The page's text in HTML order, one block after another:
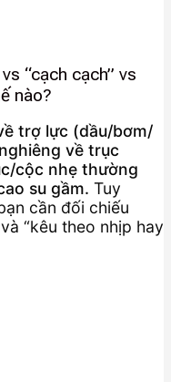
“cạch cạch” vs
nào?
trợ lực (dầu/bơm/
về trục
cộc nhẹ thường
su gầm. Tuy
cần đối chiếu
“kêu theo nhịp hay